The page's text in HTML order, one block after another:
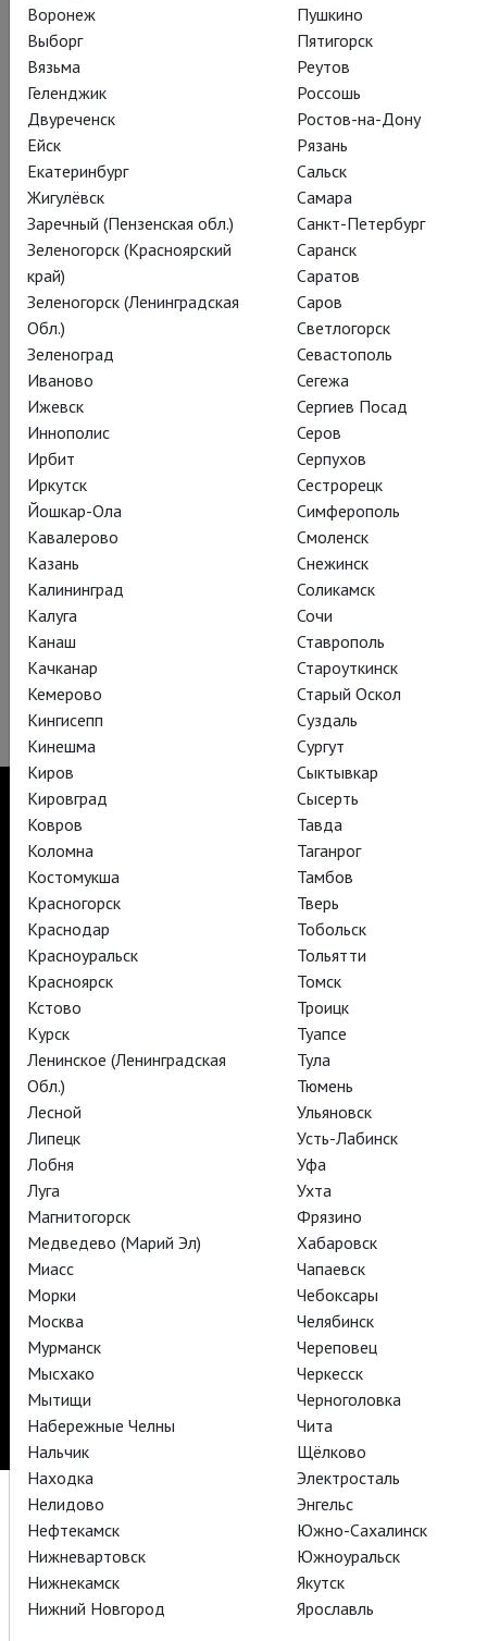
TheatreHD
TheatreHD Опера
TheatreHD Балет в кино
АРТ-ЛЕКТОРИЙ В КИНО
TheatreHD
АРТ-ЛЕКТОРИЙ В КИНО
TheatreHD
TheatreHD Балет в кино
АРТ-ЛЕКТОРИЙ В КИНО
TheatreHD
Поддержать
Стать волонтёром
Как организовать показ в вашем городе
Контакты
18+
Воронеж
Выборг
Вязьма
Геленджик
Двуреченск
Ейск
Екатеринбург
Жигулёвск
Заречный (Пензенская обл.)
Зеленогорск (Красноярский
край)
Зеленогорск (Ленинградская
Обл.)
Зеленоград
Иваново
Ижевск
Иннополис
Ирбит
Иркутск
Йошкар-Ола
Кавалерово
Казань
Калининград
Калуга
Канаш
Качканар
Кемерово
Кингисепп
Кинешма
Киров
Кировград
Ковров
Коломна
Костомукша
Красногорск
Краснодар
Красноуральск
Красноярск
Кстово
Курск
Ленинское (Ленинградская
Обл.)
Лесной
Липецк
Лобня
Луга
Магнитогорск
Медведево (Марий Эл)
Миасс
Морки
Москва
Мурманск
Мысхако
Мытищи
Набережные Челны
Нальчик
Находка
Нелидово
Нефтекамск
Нижневартовск
Нижнекамск
Нижний Новгород
Пушкино
Пятигорск
Реутов
Россошь
Ростов-на-Дону
Рязань
Сальск
Самара
Санкт-Петербург
Саранск
Саратов
Саров
Светлогорск
Севастополь
Сегежа
Сергиев Посад
Серов
Серпухов
Сестрорецк
Симферополь
Смоленск
Снежинск
Соликамск
Сочи
Ставрополь
Староуткинск
Старый Оскол
Суздаль
Сургут
Сыктывкар
Сысерть
Тавда
Таганрог
Тамбов
Тверь
Тобольск
Тольятти
Томск
Троицк
Туапсе
Тула
Тюмень
Ульяновск
Усть-Лабинск
Уфа
Ухта
Фрязино
Хабаровск
Чапаевск
Чебоксары
Челябинск
Череповец
Черкесск
Черноголовка
Чита
Щёлково
Электросталь
Энгельс
Южно-Сахалинск
Южноуральск
Якутск
Ярославль